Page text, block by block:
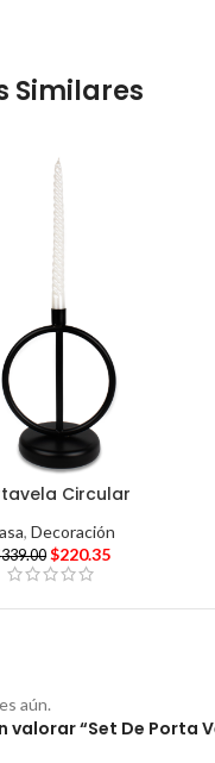
Similares
Circular
,Decoración
339.00 $220.35
aún.
valorar “Set De Porta